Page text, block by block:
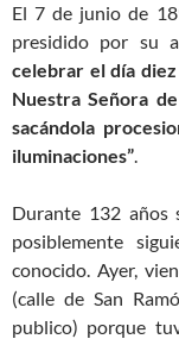
El 7 de junio de
presidido por su
celebrar el día
Nuestra Señora
sacándola
iluminaciones”.
Durante 132 años
posiblemente
conocido. Ayer,
(calle de San
publico) porque